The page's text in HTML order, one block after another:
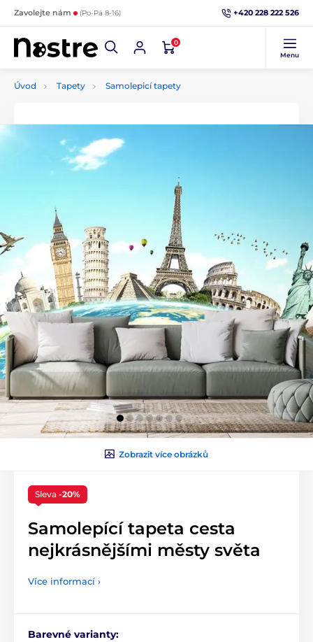
Zavolejte nám (Po-Pá 8-16) +420 228 222 526
0
Menu
Úvod Tapety Samolepicí tapety
Zobrazit více obrázků
Sleva -20%
Samolepící tapeta cesta
nejkrásnějšími městy světa
Více informací ›
Barevné varianty: